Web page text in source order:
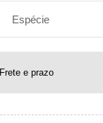
Espécie
Frete e prazo